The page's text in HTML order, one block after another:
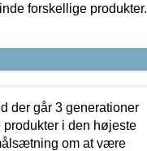
forskellige produkter.
der går 3 generationer
i den højeste
om at være